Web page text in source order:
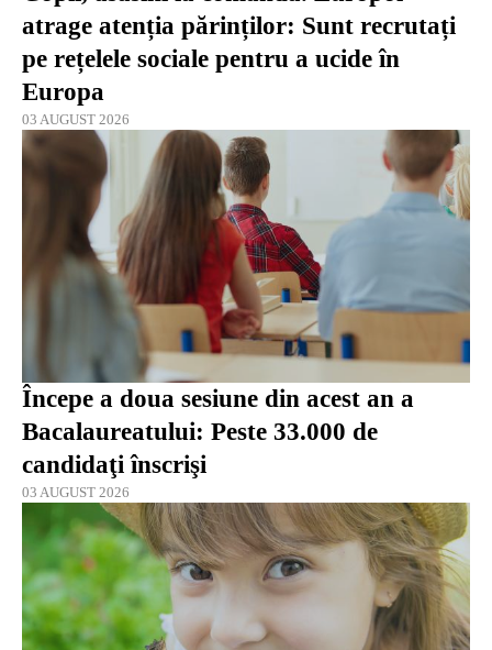
atrage atenția părinților: Sunt recrutați
pe rețelele sociale pentru a ucide în
Europa
03 AUGUST 2026
Începe a doua sesiune din acest an a
Bacalaureatului: Peste 33.000 de
candidaţi înscrişi
03 AUGUST 2026